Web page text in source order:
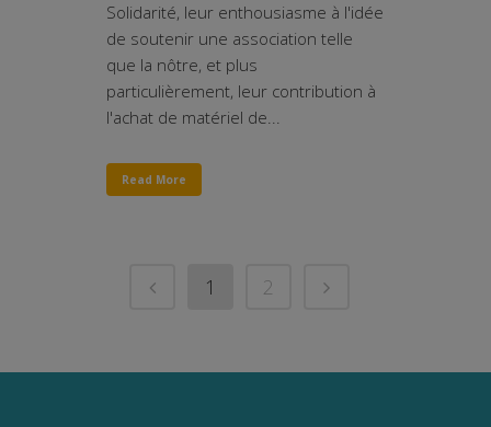
Solidarité, leur enthousiasme à l'idée
de soutenir une association telle
que la nôtre, et plus
particulièrement, leur contribution à
l'achat de matériel de...
Read More
1 2